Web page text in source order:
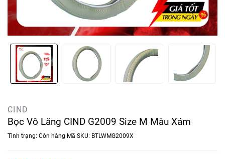
CIND
Bọc Vô Lăng CIND G2009 Size M Màu Xám
Tình trạng: Còn hàng Mã SKU: BTLWMG2009X